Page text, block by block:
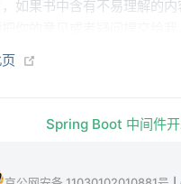
，如果书中含有不易理解的
做一些业务代码的开发，那
间件的设计和实现中，会
Spring Boot 中间件